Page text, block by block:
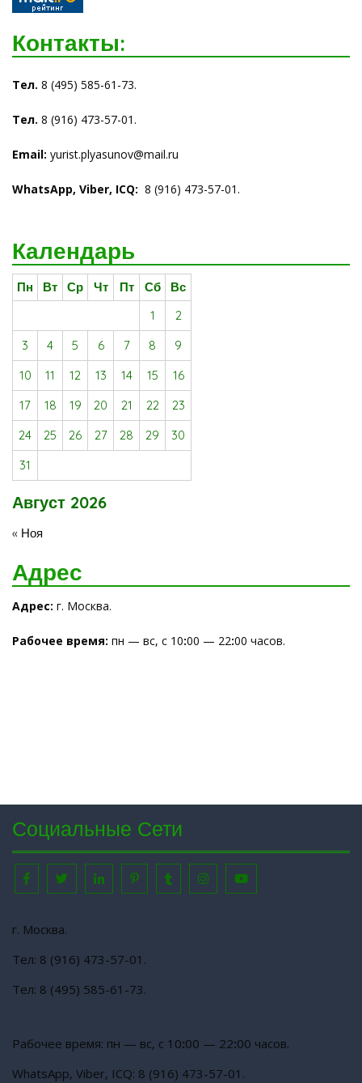
Контакты:
Тел. 8 (495) 585-61-73.
Тел. 8 (916) 473-57-01.
Email: yurist.plyasunov@mail.ru
WhatsАpp, Viber, ICQ: 8 (916) 473-57-01.
Календарь
Август 2026
Пн Вт Ср Чт Пт Сб
Вс
1
2
3
4 5 6 7 8
9
10
11 12 13 14 15
16
17
18 19 20 21 22
23
24
25 26 27 28 29
30
31
« Ноя
Адрес
Адрес: г. Москва.
Рабочее время: пн — вс, с 10:00 — 22:00 часов.
Социальные Сети
FacebookTwitter LinkedinPinterestTumblr Instagram
г. Москва.
Тел: 8 (916) 473-57-01.
Тел: 8 (495) 585-61-73.
Рабочее время: пн — вс, с 10:00 — 22:00 часов.
WhatsАpp, Viber, ICQ: 8 (916) 473-57-01.